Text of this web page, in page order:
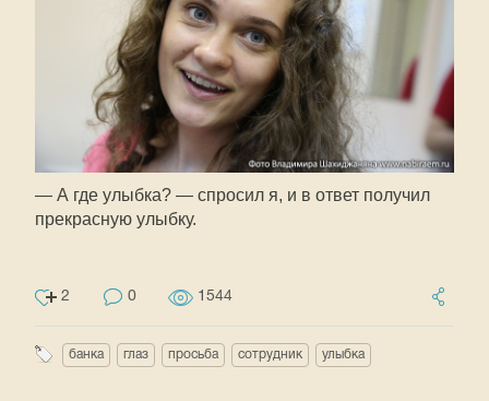
— А где улыбка? — спросил я, и в ответ получил
прекрасную улыбку.
2 0 1544
банка глаз просьба сотрудник улыбка